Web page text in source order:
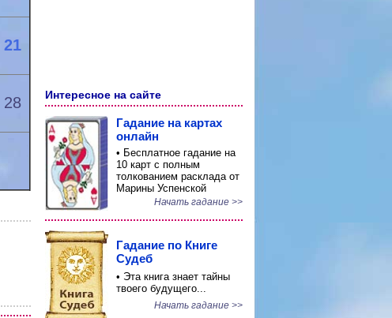
21
28 Интересное на сайте
Гадание на картах
онлайн
• Бесплатное гадание на
10 карт с полным
толкованием расклада от
Марины Успенской
Начать гадание >>
Гадание по Книге
Судеб
• Эта книга знает тайны
твоего будущего...
Начать гадание >>